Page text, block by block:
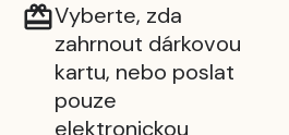
Vyberte, zda
zahrnout dárkovou
kartu, nebo poslat
pouze
elektronickou